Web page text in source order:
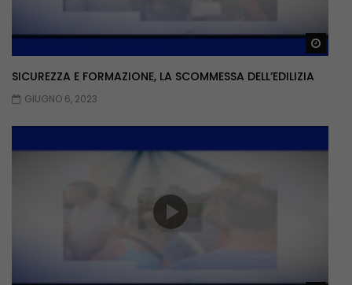
SICUREZZA E FORMAZIONE, LA SCOMMESSA DELL’EDILIZIA
GIUGNO 6, 2023